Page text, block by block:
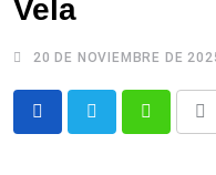
Vela
20 DE NOVIEMBRE DE